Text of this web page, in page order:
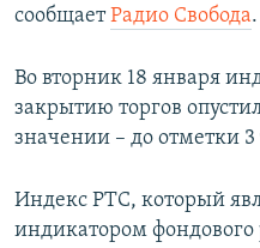
сообщаетРадио Свобода.
Во вторник 18 января
закрытию торгов
значении – до отметки
Индекс РТС, который
индикатором